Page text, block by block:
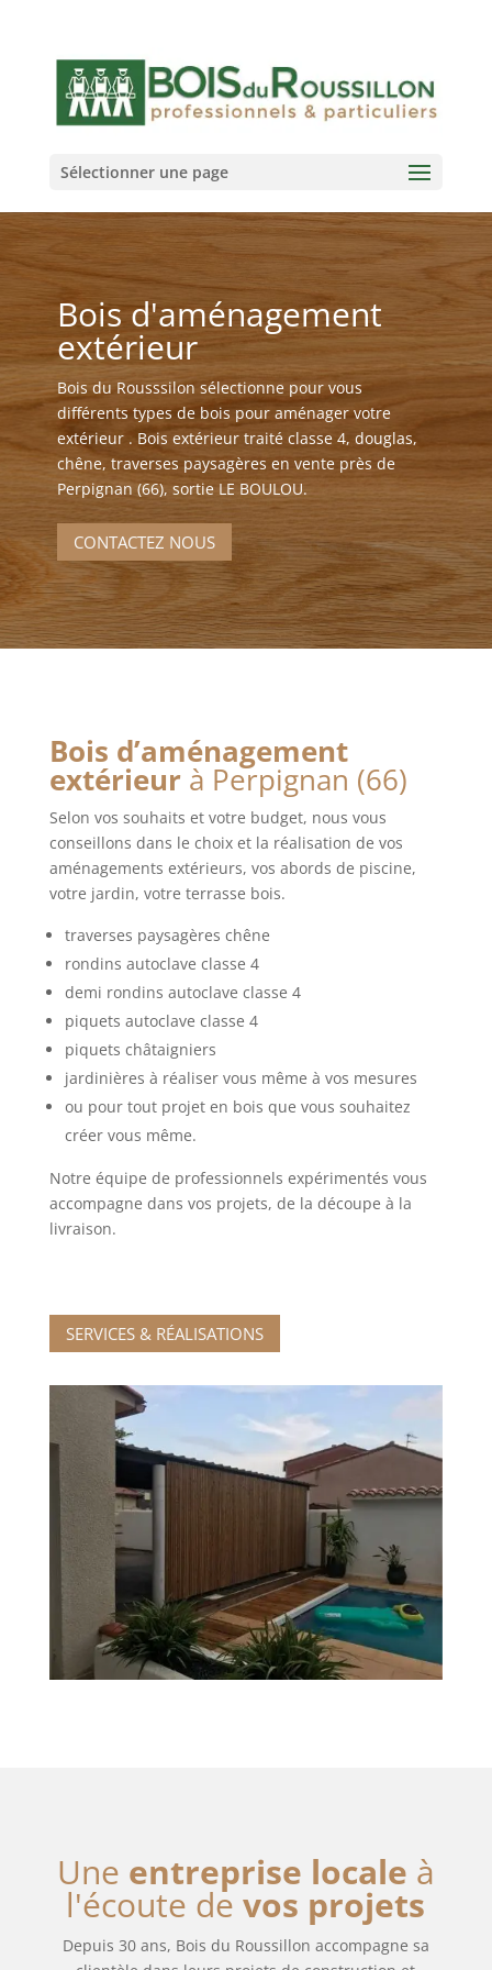
Sélectionner une page
Bois d'aménagement
extérieur
Bois du Rousssilon sélectionne pour vous
différents types de bois pour aménager votre
extérieur . Bois extérieur traité classe 4, douglas,
chêne, traverses paysagères en vente près de
Perpignan (66), sortie LE BOULOU.
CONTACTEZ NOUS
Bois d’aménagement
extérieurà Perpignan (66)
Selon vos souhaits et votre budget, nous vous
conseillons dans le choix et la réalisation de vos
aménagements extérieurs, vos abords de piscine,
votre jardin, votre terrasse bois.
traverses paysagères chêne
rondins autoclave classe 4
demi rondins autoclave classe 4
piquets autoclave classe 4
piquets châtaigniers
jardinières à réaliser vous même à vos mesures
ou pour tout projet en bois que vous souhaitez
créer vous même.
Notre équipe de professionnels expérimentés vous
accompagne dans vos projets, de la découpe à la
livraison.
SERVICES & RÉALISATIONS
Une entreprise locale à
l'écoute devos projets
Depuis 30 ans, Bois du Roussillon accompagne sa